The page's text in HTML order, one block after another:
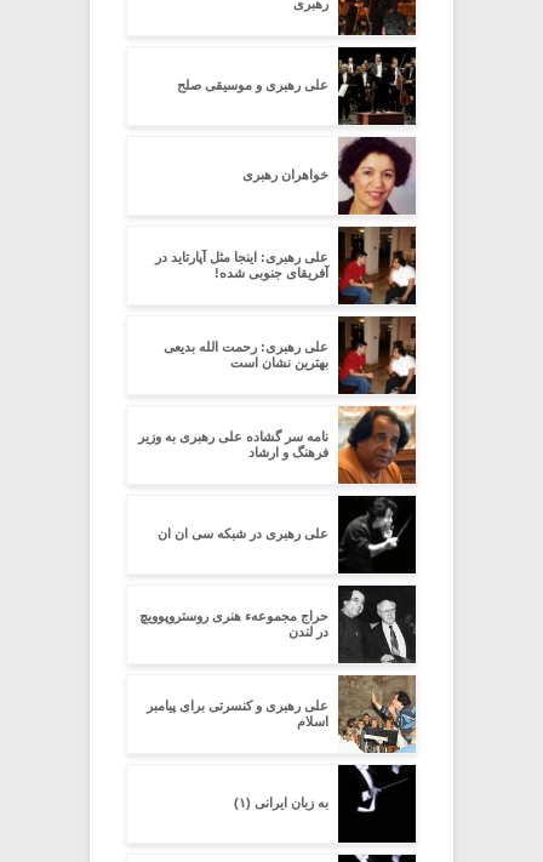
رهبری
علی رهبری و موسیقی صلح
خواهران رهبری
علی رهبری: اینجا مثل آپارتاید در
آفریقای جنوبی شده!
علی رهبری: رحمت الله بدیعی
بهترین نشان است
نامه سر گشاده علی رهبری به وزیر
فرهنگ و ارشاد
علی رهبرى در شبکه سى ان ان
حراج مجموعهء هنری روستروپوویچ
در لندن
علی رهبری و کنسرتی برای پیامبر
اسلام
به زبان ایرانی (۱)